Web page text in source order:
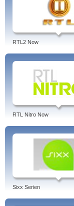
RTL2 Now
RTL Nitro Now
Sixx Serien